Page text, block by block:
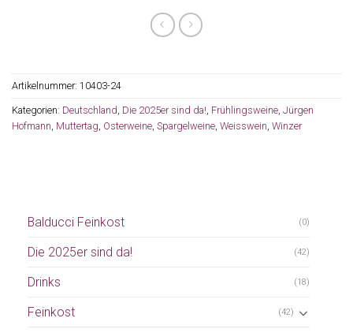
Balducci Feinkost (0)
Die 2025er sind da! (42)
Drinks (18)
Feinkost (42)
Artikelnummer: 10403-24
Kategorien: Deutschland, Die 2025er sind da!, Frühlingsweine, Jürgen
Hofmann, Muttertag, Osterweine, Spargelweine, Weisswein, Winzer